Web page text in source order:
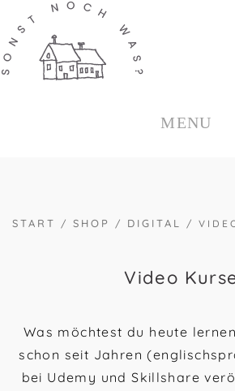
INHALT
SPRINGEN
MENU
START / SHOP / DIGITAL /
Video
Was möchtest du heute
schon seit Jahren
bei Udemy und Skillshare